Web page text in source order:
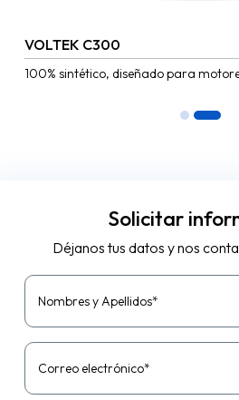
VOLTEK C300
100% sintético, diseñado para
Solicitar
Déjanos tus datos y nos
Nombres y Apellidos*
Correo electrónico*